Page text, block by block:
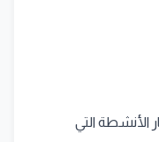
الأنشطة التي